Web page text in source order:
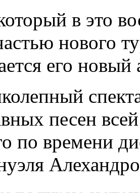
в это
нового
его
песен
по времени